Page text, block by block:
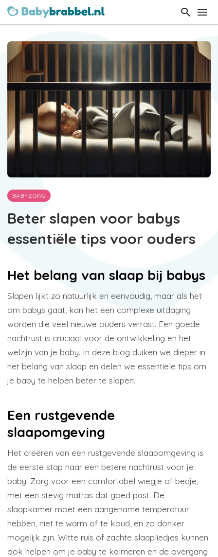
BABYZORG
Beter slapen voor babys
essentiële tips voor ouders
Het belang van slaap bij babys
Slapen lijkt zo natuurlijk en eenvoudig, maar als het
om babys gaat, kan het een complexe uitdaging
worden die veel nieuwe ouders verrast. Een goede
nachtrust is cruciaal voor de ontwikkeling en het
welzijn van je baby. In deze blog duiken we dieper in
het belang van slaap en delen we essentiële tips om
je baby te helpen beter te slapen.
Een rustgevende
slaapomgeving
Het creëren van een rustgevende slaapomgeving is
de eerste stap naar een betere nachtrust voor je
baby. Zorg voor een comfortabel wiegje of bedje,
met een stevig matras dat goed past. De
slaapkamer moet een aangename temperatuur
hebben, niet te warm of te koud, en zo donker
mogelijk zijn. Witte ruis of zachte slaapliedjes kunnen
ook helpen om je baby te kalmeren en de overgang